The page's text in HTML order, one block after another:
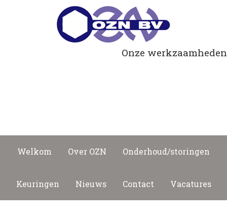
Onze werkzaamheden
Welkom Over OZN Onderhoud/storingen
Keuringen Nieuws Contact Vacatures